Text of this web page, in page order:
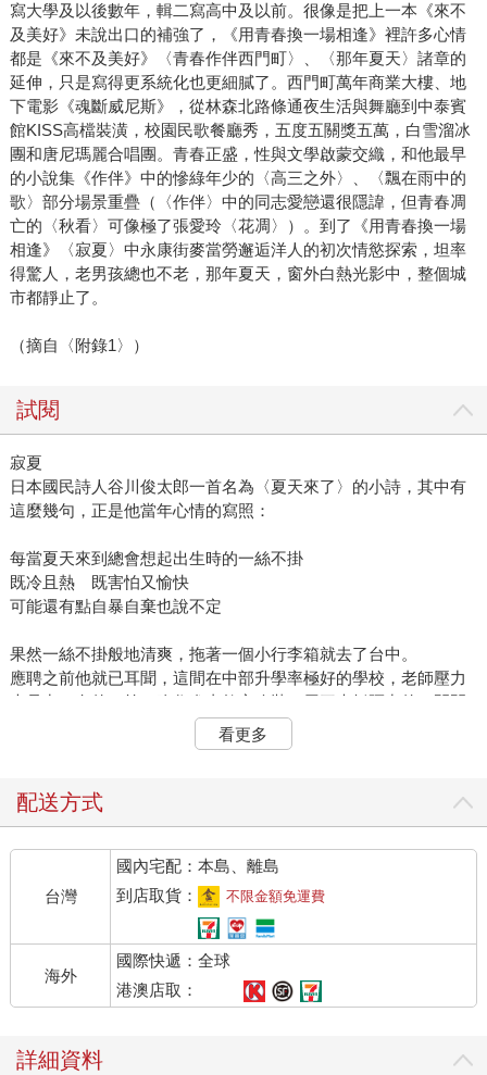
寫大學及以後數年，輯二寫高中及以前。很像是把上一本《來不
及美好》未說出口的補強了，《用青春換一場相逢》裡許多心情
都是《來不及美好》〈青春作伴西門町〉、〈那年夏天〉諸章的
延伸，只是寫得更系統化也更細膩了。西門町萬年商業大樓、地
下電影《魂斷威尼斯》，從林森北路條通夜生活與舞廳到中泰賓
館KISS高檔裝潢，校園民歌餐廳秀，五度五關獎五萬，白雪溜冰
團和唐尼瑪麗合唱團。青春正盛，性與文學啟蒙交織，和他最早
的小說集《作伴》中的慘綠年少的〈高三之外〉、〈飄在雨中的
歌〉部分場景重疊（〈作伴〉中的同志愛戀還很隱諱，但青春凋
亡的〈秋看〉可像極了張愛玲〈花凋〉）。到了《用青春換一場
相逢》〈寂夏〉中永康街麥當勞邂逅洋人的初次情慾探索，坦率
得驚人，老男孩總也不老，那年夏天，窗外白熱光影中，整個城
市都靜止了。
（摘自〈附錄1〉）
試閱
寂夏
日本國民詩人谷川俊太郎一首名為〈夏天來了〉的小詩，其中有
這麼幾句，正是他當年心情的寫照：
每當夏天來到總會想起出生時的一絲不掛
既冷且熱 既害怕又愉快
可能還有點自暴自棄也說不定
果然一絲不掛般地清爽，拖著一個小行李箱就去了台中。
應聘之前他就已耳聞，這間在中部升學率極好的學校，老師壓力
大是出了名的。第一晚住進由教室改裝，用三夾板隔出的一間間
男老師宿舍房，發現左鄰右舍也多是像他一樣的社會新鮮人。面
對這樣久違了的團體生活，他有了一種奇特的放心。
孤單的日子著實也過得太久，他現在可以有一個全新的面目加入
毫無意義。每天從早自習開始到晚自習結束，回到宿舍，同事們
互相串串門子，發薪日就一起去吃消夜，這樣的日子一點也不
帶一班初一導師，同時教一班高一，還有一班汽修科與一班夜補
校美髮科，果然被操得很凶。到底那時他還年輕，可以跟自己
說，我做得到！他的老同學們沒有一個不驚訝，他竟然就這樣切
斷了台北。
事隔這麼多年，每當想起住在那簡陋教員宿舍裡的時光，他都還
了又放：迷惑的心四處張望，不見熾熱的胸膛，多情的淚縱然溫
看更多
配送方式
台灣
國內宅配：本島、離島
到店取貨：
不限金額免運費
海外
國際快遞：全球
港澳店取：
詳細資料